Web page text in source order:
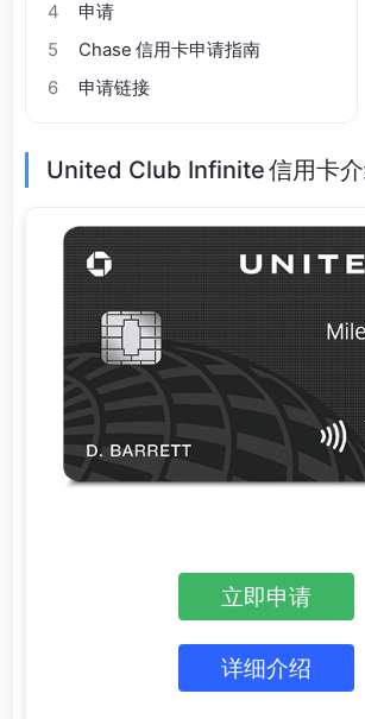
4
申请
5
Chase 信用卡申请指南
6
申请链接
United Club Infinite 信用卡
立即申请
详细介绍